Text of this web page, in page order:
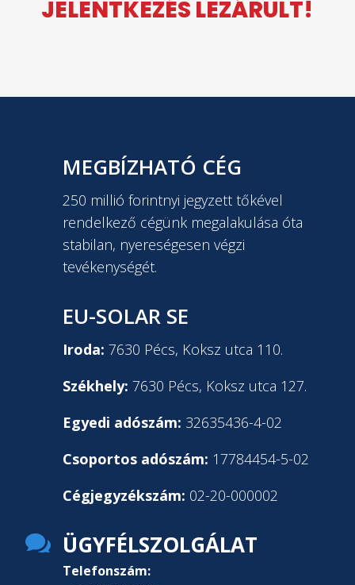
JELENTKEZÉS LEZÁRULT!
MEGBÍZHATÓ CÉG
250 millió forintnyi jegyzett tőkével
rendelkező cégünk megalakulása óta
stabilan, nyereségesen végzi
tevékenységét.
EU-SOLAR SE
Iroda: 7630 Pécs, Koksz utca 110.
Székhely: 7630 Pécs, Koksz utca 127.
Egyedi adószám: 32635436-4-02
Csoportos adószám: 17784454-5-02
Cégjegyzékszám: 02-20-000002
 ÜGYFÉLSZOLGÁLAT
Telefonszám: